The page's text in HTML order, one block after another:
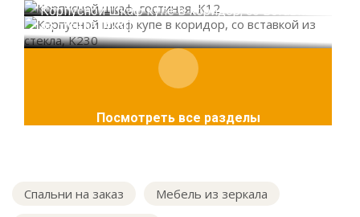
Корпусной шкаф купе в коридор, со вставкой
из стекла, K230
Посмотреть все разделы
Спальни на заказ
Мебель из зеркала